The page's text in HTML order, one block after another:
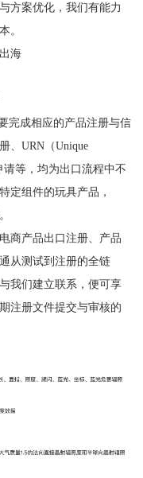
方案优化，我们有能力
。
海
完成相应的产品注册与信
、URN（Unique
请等，均为出口流程中不
定组件的玩具产品，
商产品出口注册、产品
从测试到注册的全链
我们建立联系，便可享
注册文件提交与审核的